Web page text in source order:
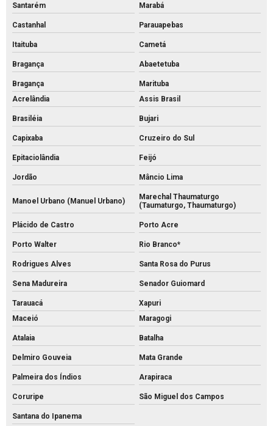
Santarém Marabá
Castanhal Parauapebas
Itaituba Cametá
Bragança Abaetetuba
Bragança
Marituba
Acrelândia
Assis Brasil
Brasiléia Bujari
Capixaba Cruzeiro do Sul
Epitaciolândia Feijó
Jordão Mâncio Lima
Manoel Urbano (Manuel Urbano)
Marechal Thaumaturgo
(Taumaturgo, Thaumaturgo)
Plácido de Castro Porto Acre
Porto Walter Rio Branco*
Rodrigues Alves Santa Rosa do Purus
Sena Madureira Senador Guiomard
Tarauacá
Xapuri
Maceió
Maragogi
Atalaia Batalha
Delmiro Gouveia Mata Grande
Palmeira dos Índios Arapiraca
Coruripe São Miguel dos Campos
Santana do Ipanema